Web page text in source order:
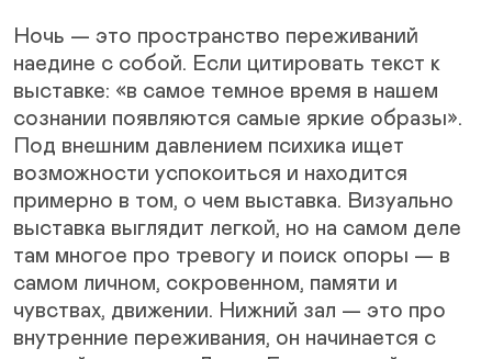
Ночь — это пространство переживаний
наедине с собой. Если цитировать текст к
выставке: «в самое темное время в нашем
сознании появляются самые яркие образы».
Под внешним давлением психика ищет
возможности успокоиться и находится
примерно в том, о чем выставка. Визуально
выставка выглядит легкой, но на самом деле
там многое про тревогу и поиск опоры — в
самом личном, сокровенном, памяти и
чувствах, движении. Нижний зал — это про
внутренние переживания, он начинается с